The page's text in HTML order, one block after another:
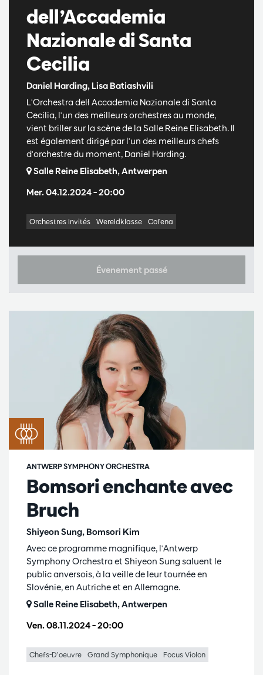
dell’Accademia
Nazionale di Santa
Cecilia
Daniel Harding, Lisa Batiashvili
Mer. 04.12.2024– 20:00
L'Orchestra dell ́Accademia Nazionale di Santa
Cecilia, l'un des meilleurs orchestres au monde,
vient briller sur la scène de la Salle Reine Elisabeth. Il
est également dirigé par l'un des meilleurs chefs
d'orchestre du moment, Daniel Harding.
Salle Reine Elisabeth, Antwerpen
Orchestres Invités Wereldklasse Cofena
Évenement passé
Bomsori enchante avec
Bruch
Shiyeon Sung, Bomsori Kim
ANTWERP SYMPHONY ORCHESTRA
Ven. 08.11.2024– 20:00
Avec ce programme magnifique, l'Antwerp
Symphony Orchestra et Shiyeon Sung saluent le
public anversois, à la veille de leur tournée en
Slovénie, en Autriche et en Allemagne.
Salle Reine Elisabeth, Antwerpen
Chefs-D’oeuvre Grand Symphonique Focus Violon